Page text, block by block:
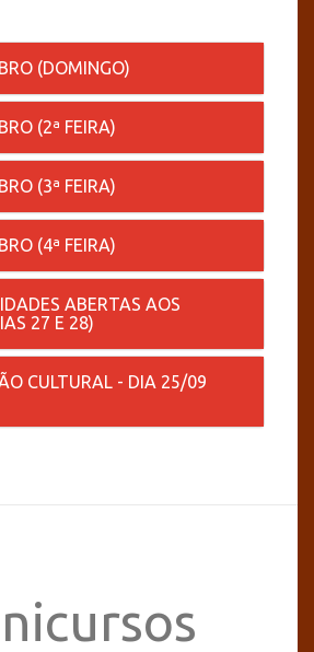
(DOMINGO)
(2ª FEIRA)
(3ª FEIRA)
(4ª FEIRA)
ABERTAS AOS
27 E 28)
CULTURAL - DIA 25/09